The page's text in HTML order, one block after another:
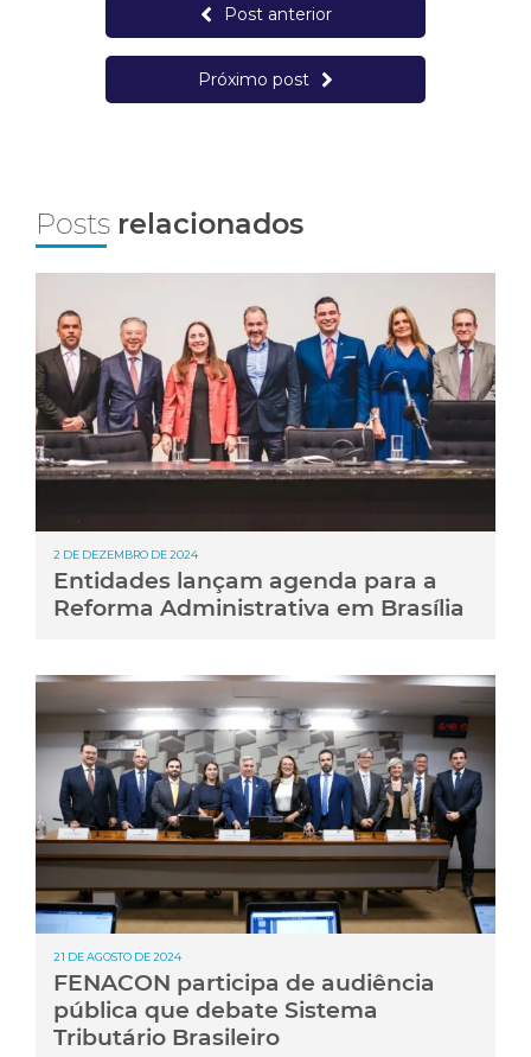
Post anterior
Próximo post
Posts relacionados
2 DE DEZEMBRO DE 2024
Entidades lançam agenda para a
Reforma Administrativa em Brasília
21 DE AGOSTO DE 2024
FENACON participa de audiência
pública que debate Sistema
Tributário Brasileiro